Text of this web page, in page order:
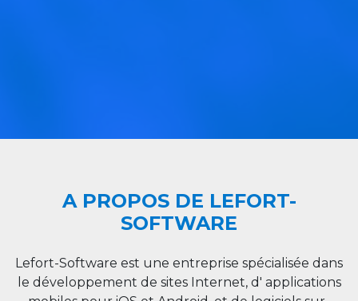
A PROPOS DE LEFORT-
SOFTWARE
Lefort-Software est une entreprise spécialisée dans
le développement de sites Internet, d' applications